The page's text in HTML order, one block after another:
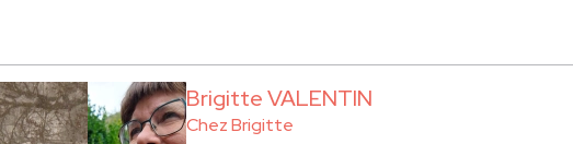
Brigitte VALENTIN
Chez Brigitte